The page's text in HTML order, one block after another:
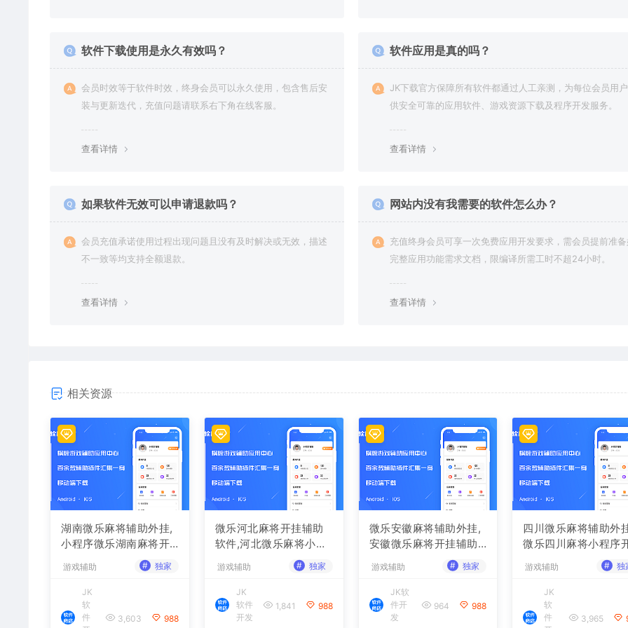
软件下载使用是永久有效吗？
会员时效等于软件时效，终身会员可以永久使用，包含售后安
装与更新迭代，充值问题请联系右下角在线客服。
查看详情
软件应用是真的吗？
JK下载官方保障所有软件都通过人工亲测，为每位会员用
供安全可靠的应用软件、游戏资源下载及程序开发服务。
查看详情
如果软件无效可以申请退款吗？
会员充值承诺使用过程出现问题且没有及时解决或无效，描述
不一致等均支持全额退款。
查看详情
网站内没有我需要的软件怎么办？
充值终身会员可享一次免费应用开发要求，需会员提前准
完整应用功能需求文档，限编译所需工时不超24小时。
查看详情
相关资源
湖南微乐麻将辅助外挂,
小程序微乐湖南麻将开
游戏辅助 # 独家
JK
软
件
3,603 988
微乐河北麻将开挂辅助
软件,河北微乐麻将小程
游戏辅助 # 独家
JK
软件
开发
1,841 988
微乐安徽麻将辅助外挂,
安徽微乐麻将开挂辅助
游戏辅助 # 独家
JK软
件开
发
964 988
四川微乐麻将辅助外
微乐四川麻将小程序
游戏辅助 # 独
JK
软
件
3,965